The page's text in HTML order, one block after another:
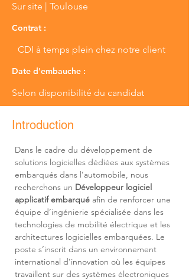
Sur site | Toulouse
Contrat :
CDI à temps plein chez notre client
Date d'embauche :
Selon disponibilité du candidat
Introduction
Dans le cadre du développement de
solutions logicielles dédiées aux systèmes
embarqués dans l’automobile, nous
recherchons un Développeur logiciel
applicatif embarqué afin de renforcer une
équipe d’ingénierie spécialisée dans les
technologies de mobilité électrique et les
architectures logicielles embarquées. Le
poste s’inscrit dans un environnement
international d’innovation où les équipes
travaillent sur des systèmes électroniques